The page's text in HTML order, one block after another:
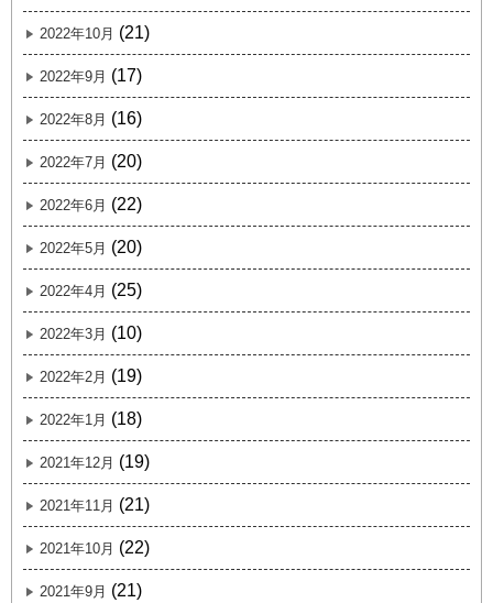
2022年10月 (21)
2022年9月 (17)
2022年8月 (16)
2022年7月 (20)
2022年6月 (22)
2022年5月 (20)
2022年4月 (25)
2022年3月 (10)
2022年2月 (19)
2022年1月 (18)
2021年12月 (19)
2021年11月 (21)
2021年10月 (22)
2021年9月 (21)